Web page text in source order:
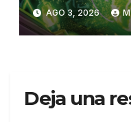
AGO 3, 2026
Deja una